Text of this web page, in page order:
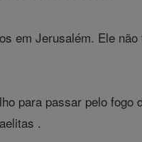
em Jerusalém. Ele
para passar pelo
.